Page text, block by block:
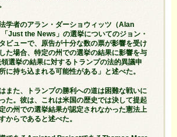
学者のアラン・ダーショウィッツ（Alan
Just the News」の選挙についてのジョン・
ビューで、原告が十分な数の票が影響を受け
た場合、特定の州での選挙の結果に影響を与
選挙の結果に対するトランプの法的異議申
に持ち込まれる可能性がある」と述べた。
また、トランプの勝利への道は困難な戦いに
た。彼は、これは米国の歴史では決して提起
の州での選挙結果が認定されなかった憲法上
からであると述べた。